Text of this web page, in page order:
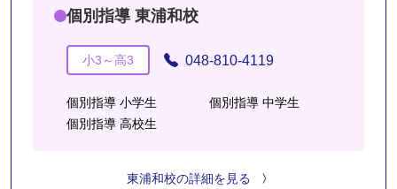
個別指導 東浦和校
小3～高3 048-810-4119
個別指導 小学生
個別指導 中学生
個別指導 高校生
東浦和校の詳細を見る